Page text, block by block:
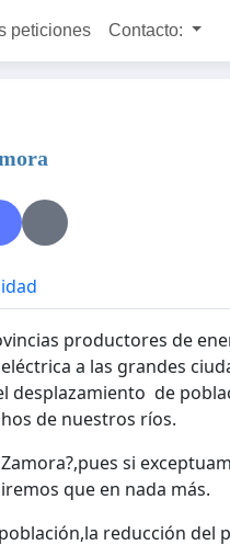
peticiones Contacto:
productores de
a las grandes
desplazamiento de
de nuestros ríos.
si
que en nada más.
reducción del